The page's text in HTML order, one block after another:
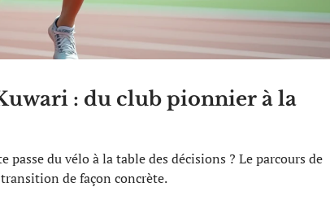
: du club pionnier à la
du vélo à la table des décisions ? Le parcours de
de façon concrète.